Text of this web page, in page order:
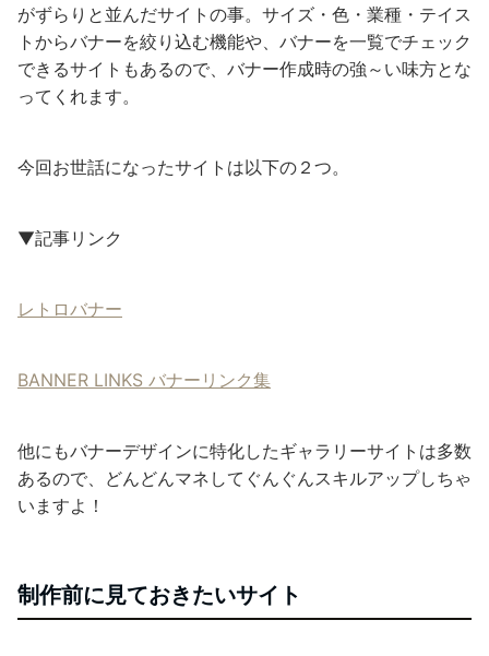
がずらりと並んだサイトの事。 サイズ・色・業種・テイス
トからバナーを絞り込む機能や、バナーを一覧でチェック
できるサイトもあるので、バナー作成時の強～い味方とな
ってくれます。
今回お世話になったサイトは以下の２つ。
▼記事リンク
レトロバナー
BANNER LINKS バナーリンク集
他にもバナーデザインに特化したギャラリーサイトは多数
あるので、どんどんマネしてぐんぐんスキルアップしちゃ
いますよ！
制作前に見ておきたいサイト